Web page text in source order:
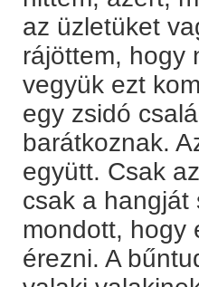
az üzletüket
rájöttem, hogy
vegyük ezt
egy zsidó
barátkoznak.
együtt. Csak
csak a hangját
mondott, hogy
érezni. A